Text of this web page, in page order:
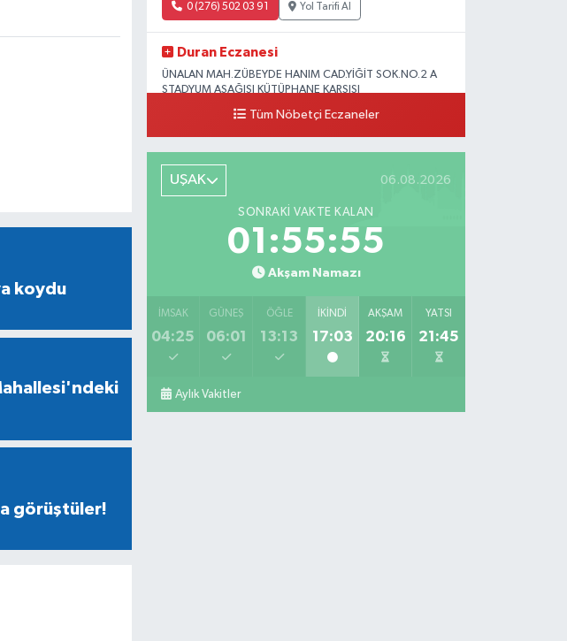
koydu
görüştüler!
0 (276) 502 03 91 Yol Tarifi Al
Duran Eczanesi
ÜNALAN MAH.ZÜBEYDE HANIM CAD.YİĞİT SOK.NO.2 A
STADYUM AŞAĞISI KÜTÜPHANE KARŞISI
0 (276) 224 51 77 Yol Tarifi Al
Tüm Nöbetçi Eczaneler
UŞAK 06.08.2026
SONRAKI VAKTE KALAN
01:55:54
Akşam Namazı
İMSAK
04:25
GÜNEŞ
06:01
ÖĞLE
13:13
İKINDI
17:03
AKŞAM
20:16
YATSI
21:45
Aylık Vakitler